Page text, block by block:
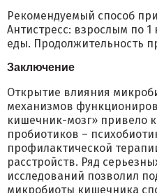
Рекомендуемый способ
Антистресс: взрослым по 1
еды. Продолжительность
Заключение
Открытие влияния
механизмов
кишечник-мозг» привело
пробиотиков –
профилактической
расстройств. Ряд
исследований позволил
микробиоты кишечника